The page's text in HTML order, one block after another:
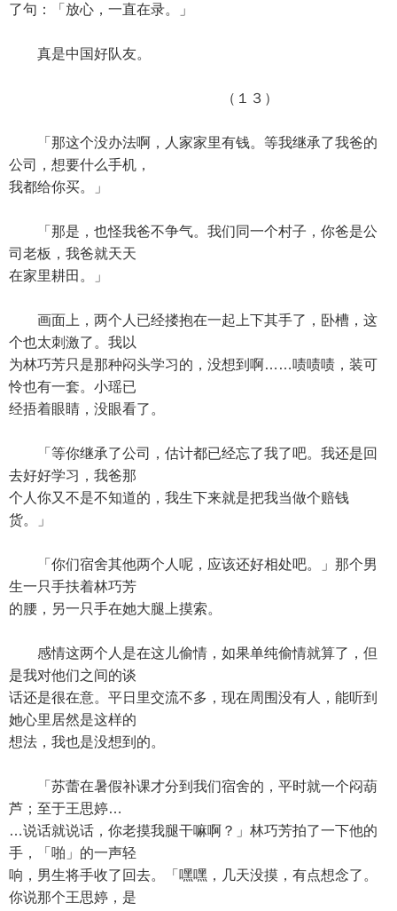
了句：「放心，一直在录。」
真是中国好队友。
（１３）
「那这个没办法啊，人家家里有钱。等我继承了我爸的
公司，想要什么手机，
我都给你买。」
「那是，也怪我爸不争气。我们同一个村子，你爸是公
司老板，我爸就天天
在家里耕田。」
画面上，两个人已经搂抱在一起上下其手了，卧槽，这
个也太刺激了。我以
为林巧芳只是那种闷头学习的，没想到啊……啧啧啧，装可
怜也有一套。小瑶已
经捂着眼睛，没眼看了。
「等你继承了公司，估计都已经忘了我了吧。我还是回
去好好学习，我爸那
个人你又不是不知道的，我生下来就是把我当做个赔钱
货。」
「你们宿舍其他两个人呢，应该还好相处吧。」那个男
生一只手扶着林巧芳
的腰，另一只手在她大腿上摸索。
感情这两个人是在这儿偷情，如果单纯偷情就算了，但
是我对他们之间的谈
话还是很在意。平日里交流不多，现在周围没有人，能听到
她心里居然是这样的
想法，我也是没想到的。
「苏蕾在暑假补课才分到我们宿舍的，平时就一个闷葫
芦；至于王思婷…
…说话就说话，你老摸我腿干嘛啊？」林巧芳拍了一下他的
手，「啪」的一声轻
响，男生将手收了回去。「嘿嘿，几天没摸，有点想念了。
你说那个王思婷，是